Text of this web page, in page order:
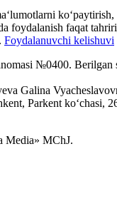
ko‘paytirish,
foydalanish faqat
Foydalanuvchi kelishuvi
№0400. Berilgan
Galina
Parkent ko‘chasi,
Media» MChJ.